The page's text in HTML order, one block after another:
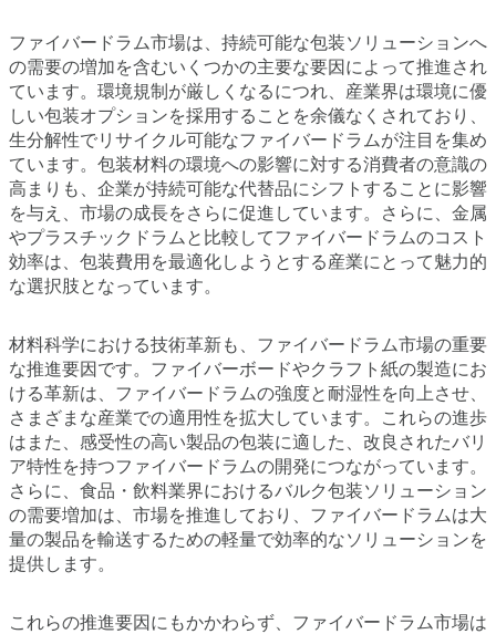
ファイバードラム市場は、持続可能な包装ソリューションへ
の需要の増加を含むいくつかの主要な要因によって推進され
ています。環境規制が厳しくなるにつれ、産業界は環境に優
しい包装オプションを採用することを余儀なくされており、
生分解性でリサイクル可能なファイバードラムが注目を集め
ています。包装材料の環境への影響に対する消費者の意識の
高まりも、企業が持続可能な代替品にシフトすることに影響
を与え、市場の成長をさらに促進しています。さらに、金属
やプラスチックドラムと比較してファイバードラムのコスト
効率は、包装費用を最適化しようとする産業にとって魅力的
な選択肢となっています。
材料科学における技術革新も、ファイバードラム市場の重要
な推進要因です。ファイバーボードやクラフト紙の製造にお
ける革新は、ファイバードラムの強度と耐湿性を向上させ、
さまざまな産業での適用性を拡大しています。これらの進歩
はまた、感受性の高い製品の包装に適した、改良されたバリ
ア特性を持つファイバードラムの開発につながっています。
さらに、食品・飲料業界におけるバルク包装ソリューション
の需要増加は、市場を推進しており、ファイバードラムは大
量の製品を輸送するための軽量で効率的なソリューションを
提供します。
これらの推進要因にもかかわらず、ファイバードラム市場は